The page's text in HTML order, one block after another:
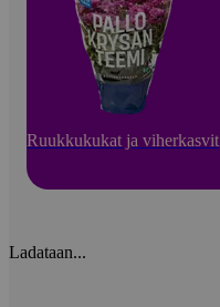
Ruukkukukat ja viherkasvit
Ladataan...